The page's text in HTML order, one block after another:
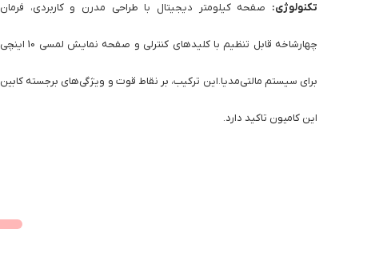
تکنولوژی: صفحه کیلومتر دیجیتال با طراحی مدرن و کاربردی، فرمان
چهارشاخه‌ قابل تنظیم با کلیدهای کنترلی و صفحه نمایش لمسی 10 اینچی
برای سیستم مالتی‌مدیا.این ترکیب، بر نقاط قوت و ویژگی‌های برجسته کابین
این کامیون تاکید دارد.